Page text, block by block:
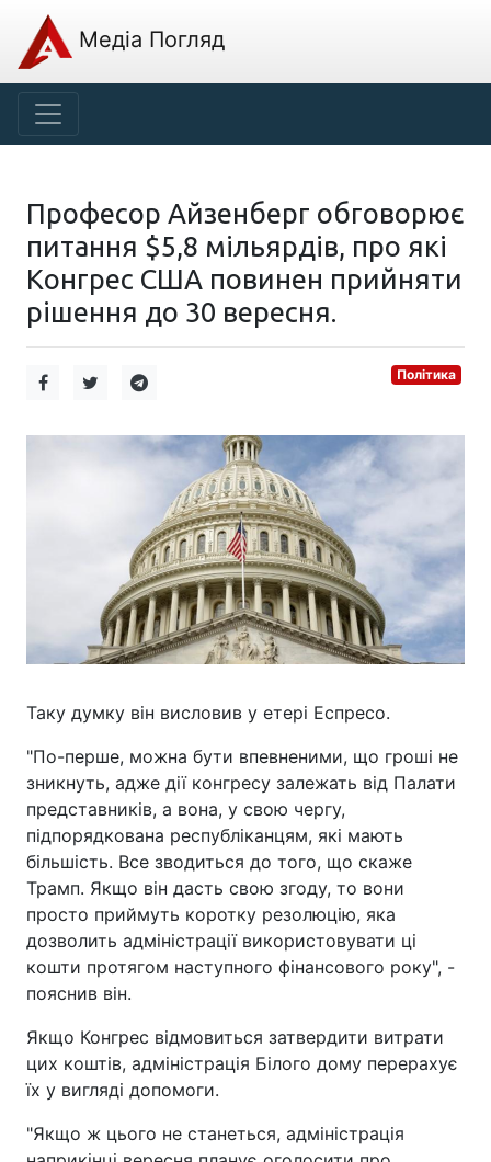
Медіа Погляд
Професор Айзенберг обговорює
питання $5,8 мільярдів, про які
Конгрес США повинен прийняти
рішення до 30 вересня.
Політика
Таку думку він висловив у етері Еспресо.
"По-перше, можна бути впевненими, що гроші не
зникнуть, адже дії конгресу залежать від Палати
представників, а вона, у свою чергу,
підпорядкована республіканцям, які мають
більшість. Все зводиться до того, що скаже
Трамп. Якщо він дасть свою згоду, то вони
просто приймуть коротку резолюцію, яка
дозволить адміністрації використовувати ці
кошти протягом наступного фінансового року", -
пояснив він.
Якщо Конгрес відмовиться затвердити витрати
цих коштів, адміністрація Білого дому перерахує
їх у вигляді допомоги.
"Якщо ж цього не станеться, адміністрація